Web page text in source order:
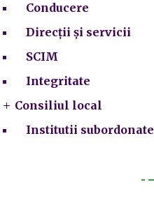
Conducere
Direcții și servicii
SCIM
Integritate
Consiliul local
Institutii subordonate